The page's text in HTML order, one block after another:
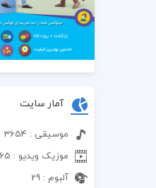
آمار سایت
موسیقی : 3654
موزیک ویدیو : 65
آلبوم : 29